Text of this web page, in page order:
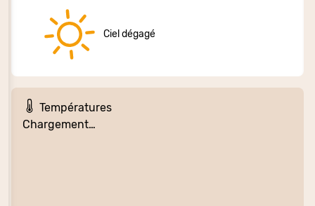
Ciel dégagé
Températures
Chargement…